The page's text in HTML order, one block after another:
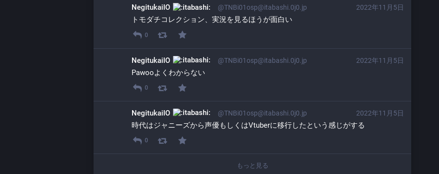
2022年11月5日
NegitukaiIO @TNBi01osp@itabashi.0j0.jp
トモダチコレクション、実況を見るほうが面白い
0
2022年11月5日
NegitukaiIO @TNBi01osp@itabashi.0j0.jp
Pawooよくわからない
0
2022年11月5日
NegitukaiIO @TNBi01osp@itabashi.0j0.jp
時代はジャニーズから声優もしくはVtuberに移行したという感じがする
0
もっと見る